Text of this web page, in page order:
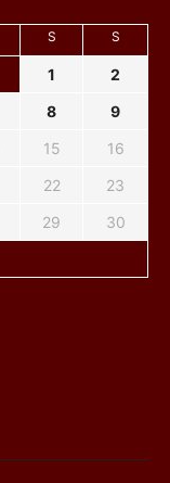
S S
1
2
8
9
15
16
22
23
29
30